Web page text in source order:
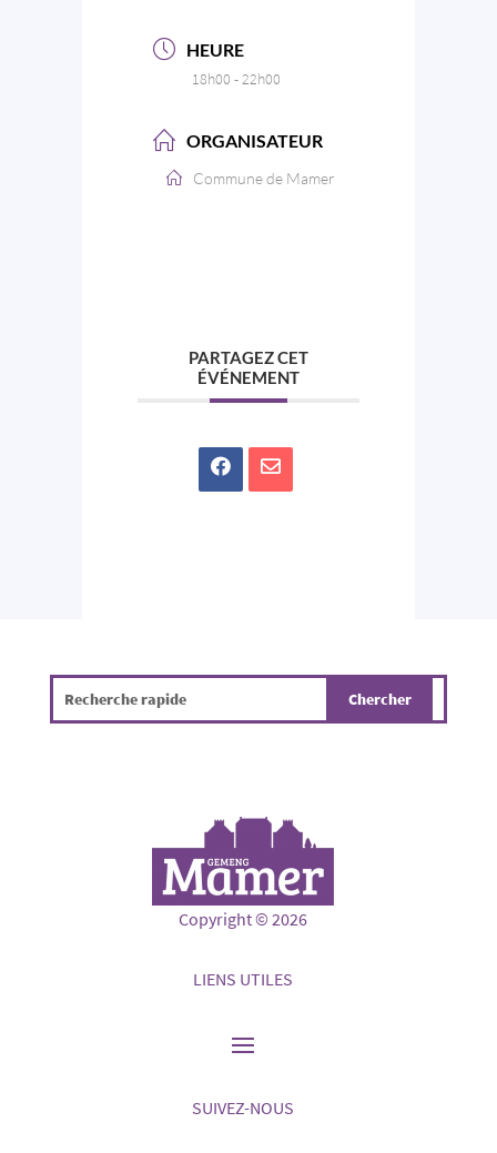
HEURE
18h00 - 22h00
ORGANISATEUR
Commune de Mamer
PARTAGEZ CET
ÉVÉNEMENT
Copyright © 2026
LIENS UTILES
SUIVEZ-NOUS